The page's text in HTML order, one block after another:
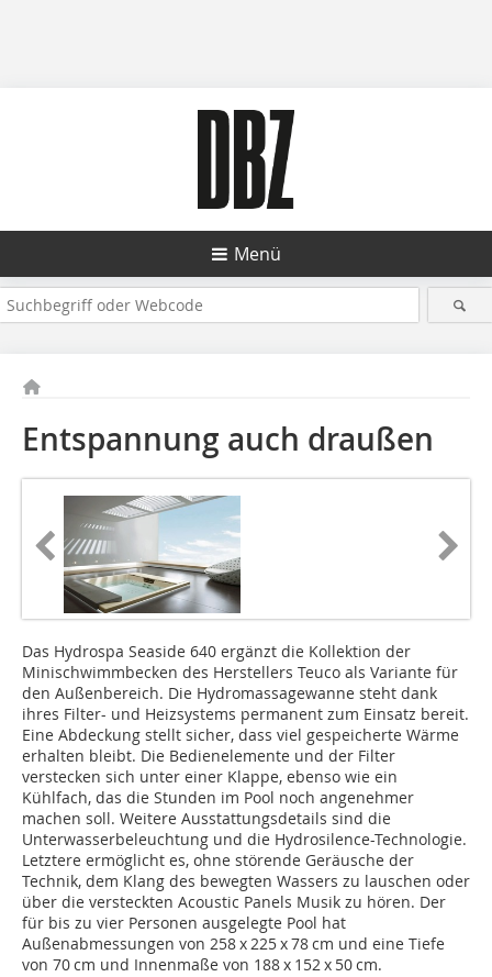
Menü
Entspannung auch draußen
Das Hydrospa Seaside 640 ergänzt die Kollektion der
Minischwimmbecken des Herstellers Teuco als Variante für
den Außenbereich. Die Hydromassagewanne steht dank
ihres Filter- und Heizsystems permanent zum Einsatz bereit.
Eine Abdeckung stellt sicher, dass viel gespeicherte Wärme
erhalten bleibt. Die Bedienelemente und der Filter
verstecken sich unter einer Klappe, ebenso wie ein
Kühlfach, das die Stunden im Pool noch angenehmer
machen soll. Weitere Ausstattungsdetails sind die
Unterwasserbeleuchtung und die Hydrosilence-Technologie.
Letztere ermöglicht es, ohne störende Geräusche der
Technik, dem Klang des bewegten Wassers zu lauschen oder
über die versteckten Acoustic Panels Musik zu hören. Der
für bis zu vier Personen ausgelegte Pool hat
Außenabmessungen von 258 x 225 x 78 cm und eine Tiefe
von 70 cm und Innenmaße von 188 x 152 x 50 cm.